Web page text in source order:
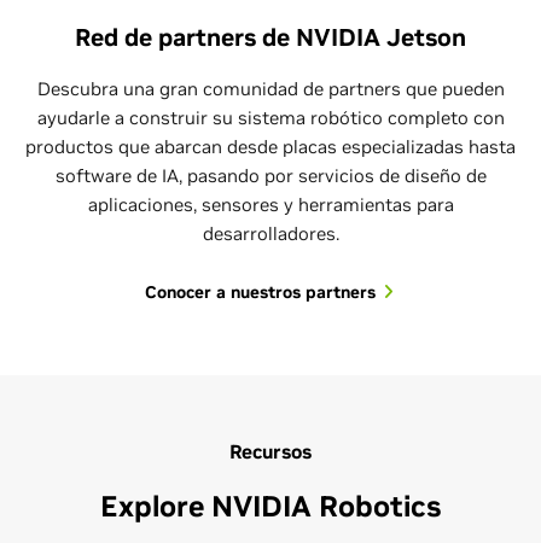
Red de partners de NVIDIA Jetson
Descubra una gran comunidad de partners que pueden
ayudarle a construir su sistema robótico completo con
productos que abarcan desde placas especializadas hasta
software de IA, pasando por servicios de diseño de
aplicaciones, sensores y herramientas para
desarrolladores.
Conocer a nuestros partners
Recursos
Explore NVIDIA Robotics